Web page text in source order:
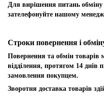
Для вирішення питань обміну
зателефонуйте нашому
Строки повернення і
Повернення та обмін
відділення, протягом 14 днів
замовлення покупцем.
Зворотня доставка товарів